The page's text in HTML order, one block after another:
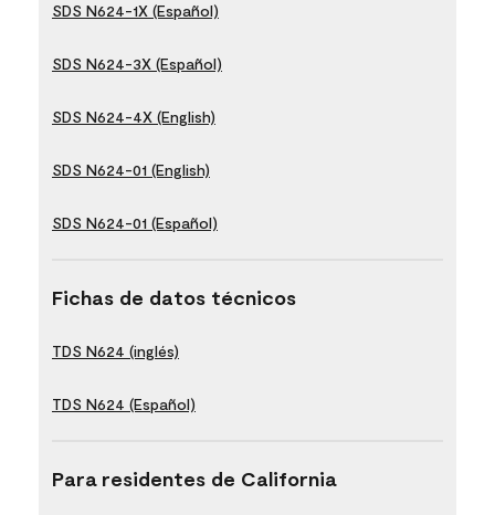
SDS N624-1X (Español)
SDS N624-3X (Español)
SDS N624-4X (English)
SDS N624-01 (English)
SDS N624-01 (Español)
Fichas de datos técnicos
TDS N624 (inglés)
TDS N624 (Español)
Para residentes de California